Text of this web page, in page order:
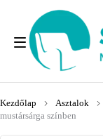
Kezdőlap Asztalok
mustársárga színben